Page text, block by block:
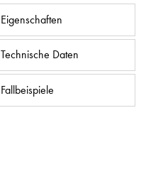
Eigenschaften
Technische Daten
Fallbeispiele
Datenschutzrichtlinie
Sitemap